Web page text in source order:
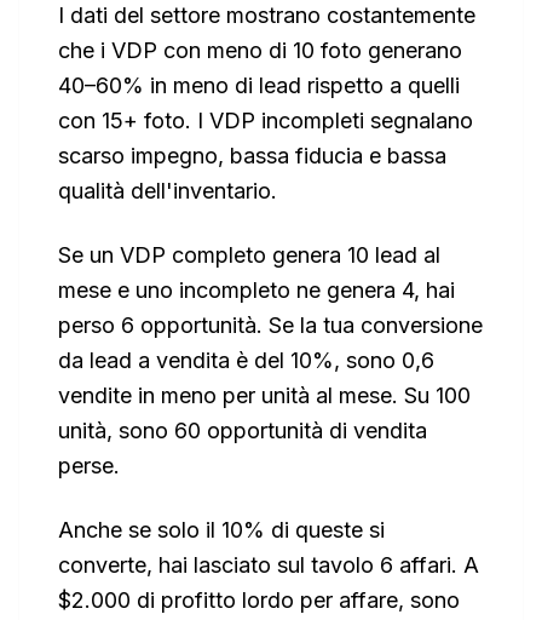
I dati del settore mostrano costantemente
che i VDP con meno di 10 foto generano
40–60% in meno di lead rispetto a quelli
con 15+ foto. I VDP incompleti segnalano
scarso impegno, bassa fiducia e bassa
qualità dell'inventario.
Se un VDP completo genera 10 lead al
mese e uno incompleto ne genera 4, hai
perso 6 opportunità. Se la tua conversione
da lead a vendita è del 10%, sono 0,6
vendite in meno per unità al mese. Su 100
unità, sono 60 opportunità di vendita
perse.
Anche se solo il 10% di queste si
converte, hai lasciato sul tavolo 6 affari. A
$2.000 di profitto lordo per affare, sono